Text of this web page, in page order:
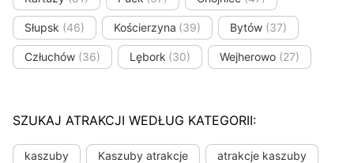
Słupsk (46) Kościerzyna (39) Bytów (37)
Człuchów (36) Lębork (30) Wejherowo (27)
SZUKAJ ATRAKCJI WEDŁUG KATEGORII:
kaszuby Kaszuby atrakcje atrakcje kaszuby